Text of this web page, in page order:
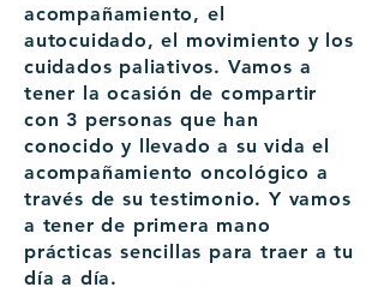
acompañamiento, el
autocuidado, el movimiento y los
cuidados paliativos. Vamos a
tener la ocasión de compartir
con 3 personas que han
conocido y llevado a su vida el
acompañamiento oncológico a
través de su testimonio. Y vamos
a tener de primera mano
prácticas sencillas para traer a tu
día a día.